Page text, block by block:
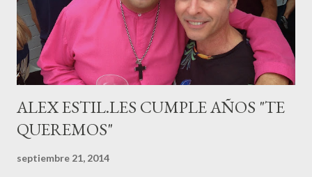
mamá feliz. Otro de los modelos que ha sido padre este año ha
sido el madrileño, Emilio Flores , el top que desfiló en las mejores
pasarelas ...
ALEX ESTIL.LES CUMPLE AÑOS "TE
QUEREMOS"
septiembre 21, 2014